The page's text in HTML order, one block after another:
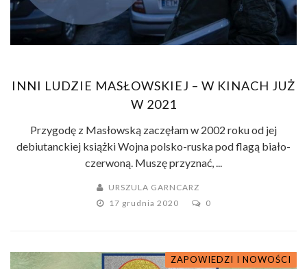
INNI LUDZIE MASŁOWSKIEJ – W KINACH JUŻ
W 2021
Przygodę z Masłowską zaczęłam w 2002 roku od jej
debiutanckiej książki Wojna polsko-ruska pod flagą biało-
czerwoną. Muszę przyznać, ...
URSZULA GARNCARZ
17 grudnia 2020
0
ZAPOWIEDZI I NOWOŚCI